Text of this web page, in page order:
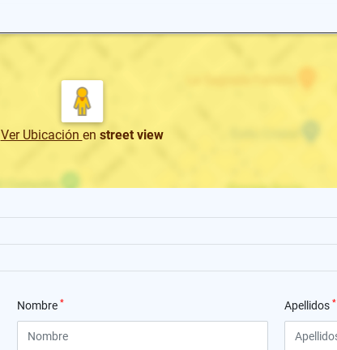
Ver Ubicación en street view
Nombre * Apellidos *